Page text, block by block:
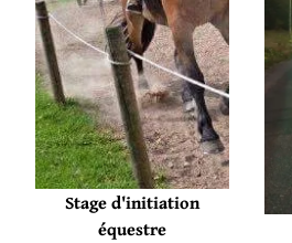
Stage d'initiation
équestre